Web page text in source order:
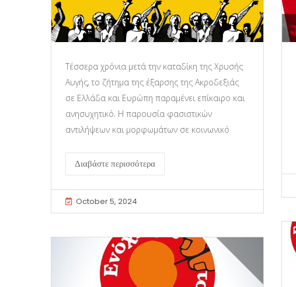
Τέσσερα χρόνια μετά την καταδίκη της Χρυσής
Αυγής, το ζήτημα της έξαρσης της Ακροδεξιάς
σε Ελλάδα και Ευρώπη παραμένει επίκαιρο και
ανησυχητικό. Η παρουσία φασιστικών
αντιλήψεων και μορφωμάτων σε κοινωνικό
Διαβάστε περισσότερα
October 5, 2024